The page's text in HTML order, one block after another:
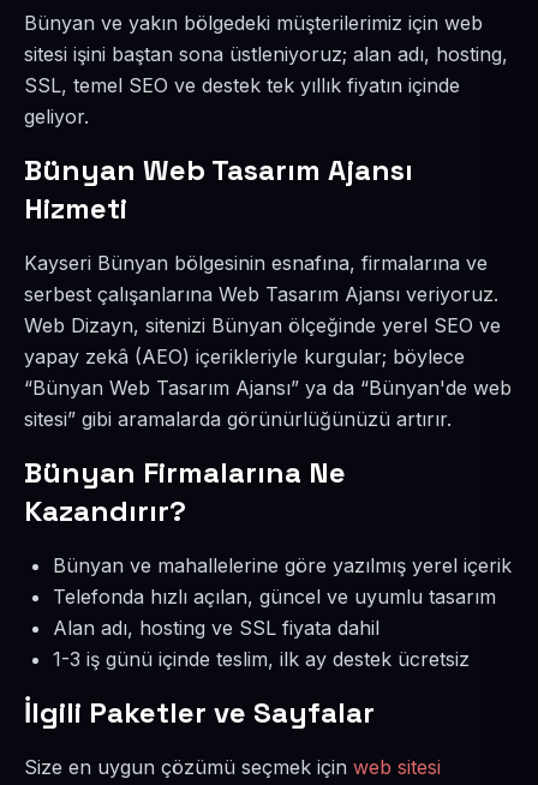
Bünyan ve yakın bölgedeki müşterilerimiz için web
sitesi işini baştan sona üstleniyoruz; alan adı, hosting,
SSL, temel SEO ve destek tek yıllık fiyatın içinde
geliyor.
Bünyan Web Tasarım Ajansı
Hizmeti
Kayseri Bünyan bölgesinin esnafına, firmalarına ve
serbest çalışanlarına Web Tasarım Ajansı veriyoruz.
Web Dizayn, sitenizi Bünyan ölçeğinde yerel SEO ve
yapay zekâ (AEO) içerikleriyle kurgular; böylece
“Bünyan Web Tasarım Ajansı” ya da “Bünyan'de web
sitesi” gibi aramalarda görünürlüğünüzü artırır.
Bünyan Firmalarına Ne
Kazandırır?
Bünyan ve mahallelerine göre yazılmış yerel içerik
Telefonda hızlı açılan, güncel ve uyumlu tasarım
Alan adı, hosting ve SSL fiyata dahil
1-3 iş günü içinde teslim, ilk ay destek ücretsiz
İlgili Paketler ve Sayfalar
Size en uygun çözümü seçmek için web sitesi